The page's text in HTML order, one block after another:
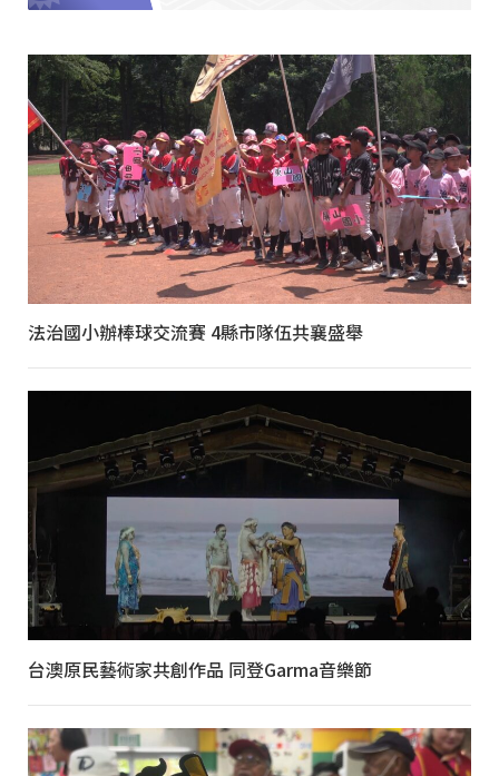
法治國小辦棒球交流賽 4縣市隊伍共襄盛舉
台澳原民藝術家共創作品 同登Garma音樂節